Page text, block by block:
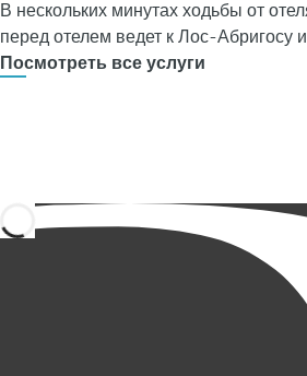
В нескольких минутах ходьбы от
перед отелем ведет к Лос-
Посмотреть все услуги